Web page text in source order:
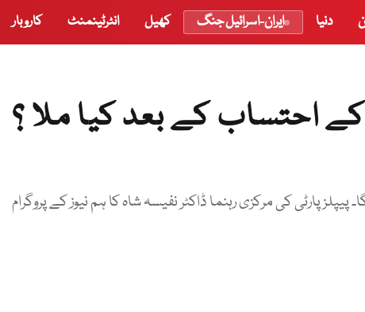
دنیا ایران-اسرائیل جنگ کھیل انٹرٹینمنٹ کاروبار
احتساب کے بعد کیا ملا ؟
کی مرکزی رہنما ڈاکٹر نفیسہ شاہ کا ہم نیوز کے پروگرام